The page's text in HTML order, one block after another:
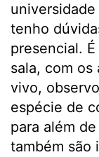
tenho
presencial.
sala, com os
vivo,
espécie de
para além
também são